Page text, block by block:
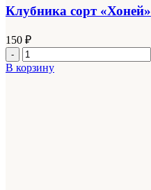
Клубника сорт «Хоней»
150 ₽
Количество
товара
Клубника
В корзину